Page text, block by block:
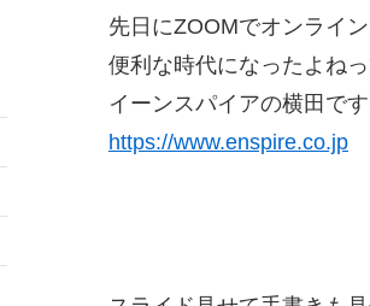
先日にZOOMでオンライ
便利な時代になったよね
イーンスパイアの横田です
https://www.enspire.co.jp